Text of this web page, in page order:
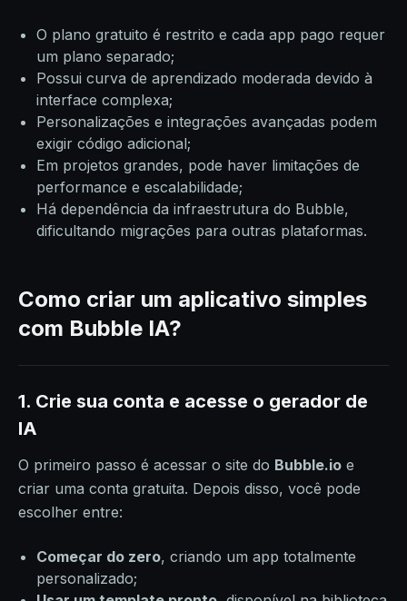
O plano gratuito é restrito e cada app pago requer
um plano separado;
Possui curva de aprendizado moderada devido à
interface complexa;
Personalizações e integrações avançadas podem
exigir código adicional;
Em projetos grandes, pode haver limitações de
performance e escalabilidade;
Há dependência da infraestrutura do Bubble,
dificultando migrações para outras plataformas.
Como criar um aplicativo simples
com Bubble IA?
1. Crie sua conta e acesse o gerador de
IA
O primeiro passo é acessar o site do Bubble.io e
criar uma conta gratuita. Depois disso, você pode
escolher entre:
Começar do zero, criando um app totalmente
personalizado;